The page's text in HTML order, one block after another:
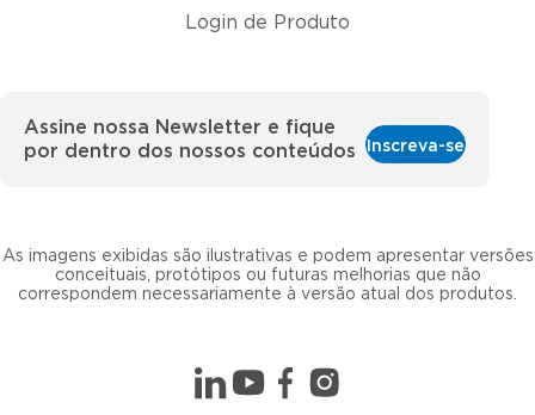
Login de Produto
As imagens exibidas são ilustrativas e podem apresentar versões
conceituais, protótipos ou futuras melhorias que não
correspondem necessariamente à versão atual dos produtos.
Assine nossa Newsletter e fique
por dentro dos nossos conteúdos
Inscreva-se